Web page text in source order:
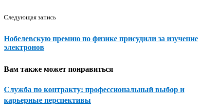
Следующая запись
Нобелевскую премию по физике присудили за изучение
электронов
Вам также может понравиться
Служба по контракту: профессиональный выбор и
карьерные перспективы